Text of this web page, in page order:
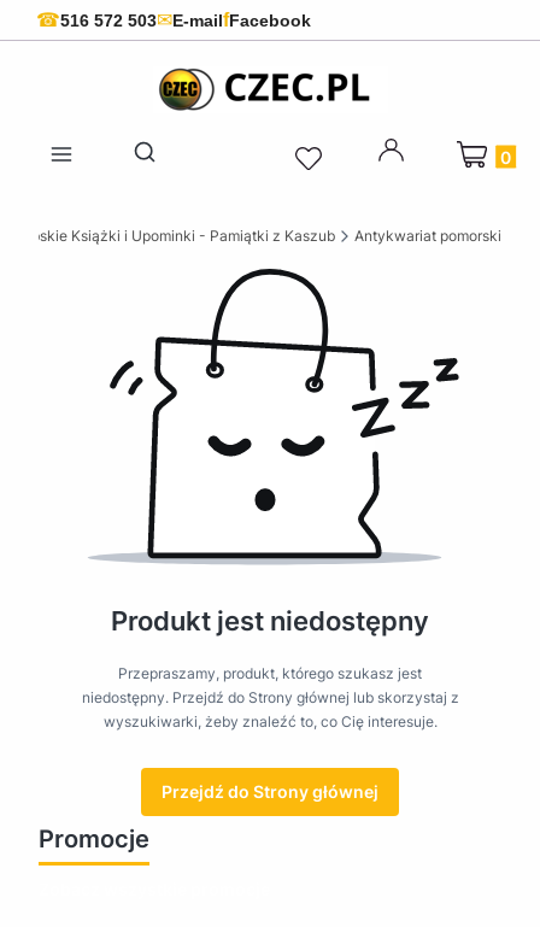
☎516 572 503✉E-mailfFacebook
Otwórz wyszukiwarkę
Produkty
Książki i Upominki - Pamiątki z Kaszub Antykwariat pomorski
Produkt jest niedostępny
Przepraszamy, produkt, którego szukasz jest
niedostępny. Przejdź do Strony głównej lub skorzystaj z
wyszukiwarki, żeby znaleźć to, co Cię interesuje.
Przejdź do Strony głównej
Promocje